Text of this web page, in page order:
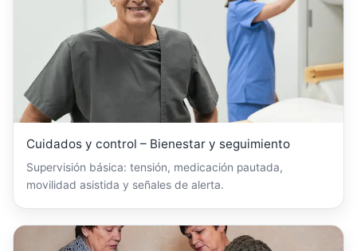
Cuidados y control – Bienestar y seguimiento
Supervisión básica: tensión, medicación pautada,
movilidad asistida y señales de alerta.